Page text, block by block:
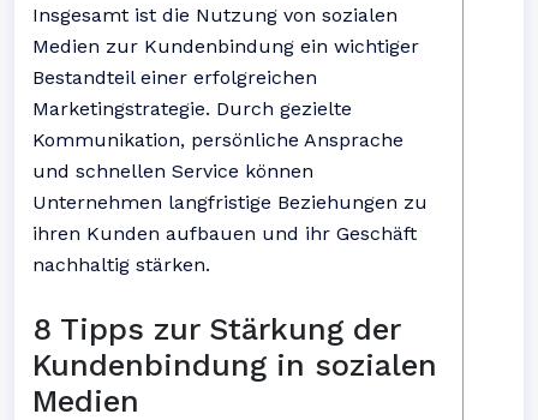
Insgesamt ist die Nutzung von sozialen
Medien zur Kundenbindung ein wichtiger
Bestandteil einer erfolgreichen
Marketingstrategie. Durch gezielte
Kommunikation, persönliche Ansprache
und schnellen Service können
Unternehmen langfristige Beziehungen zu
ihren Kunden aufbauen und ihr Geschäft
nachhaltig stärken.
8 Tipps zur Stärkung der
Kundenbindung in sozialen
Medien